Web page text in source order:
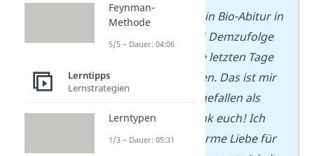
Heute war mein Bio-Abitur in
Brandenburg! Demzufolge
musste ich die letzten Tage
sehr viel Lernen. Das ist mir
aber leichter gefallen als
gedacht… Dank euch! Ich
habe eine enorme Liebe für
Feynman-
Methode
5/5 – Dauer: 04:06
Lerntipps
Lernstrategien
Lerntypen
1/3 – Dauer: 05:31